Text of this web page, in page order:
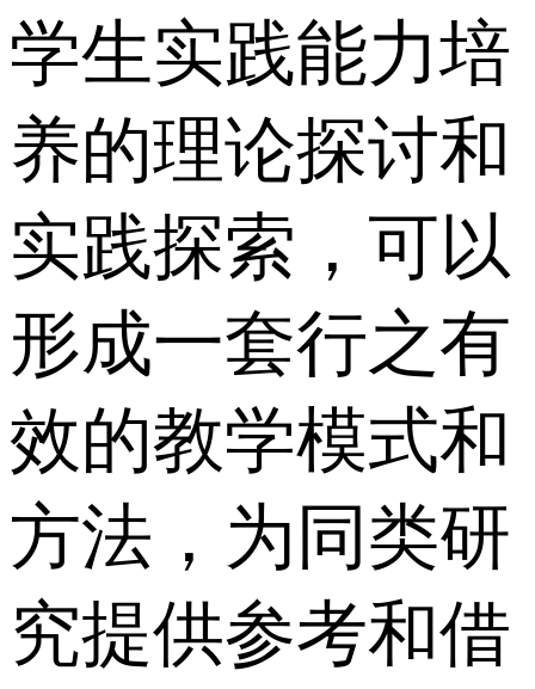
学生实践能力培
养的理论探讨和
实践探索，可以
形成一套行之有
效的教学模式和
方法，为同类研
究提供参考和借